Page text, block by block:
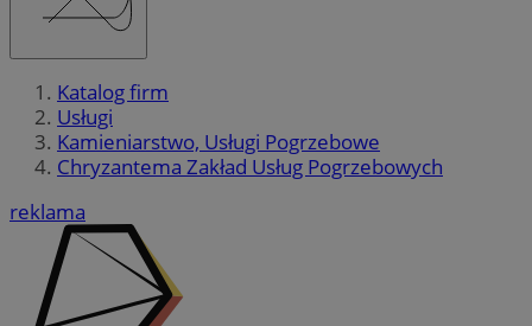
Katalog firm
Usługi
Kamieniarstwo, Usługi Pogrzebowe
Chryzantema Zakład Usług Pogrzebowych
reklama